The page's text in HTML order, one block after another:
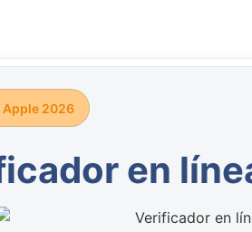
2026
en